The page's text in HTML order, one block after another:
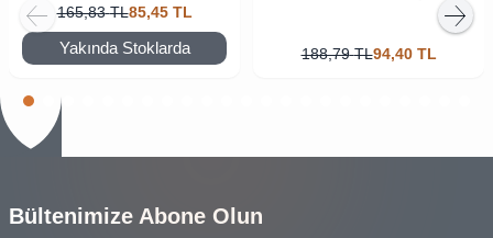
Lambası Beyaz Renk
165,83 TL85,45 TL
Yakında Stoklarda
188,79 TL94,40 TL
Bültenimize Abone Olun